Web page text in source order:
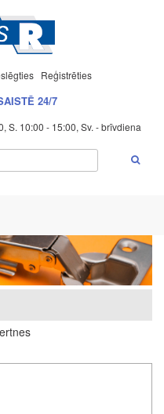
Reģistrēties
24/7
S. 10:00 - 15:00, Sv. - brīvdiena